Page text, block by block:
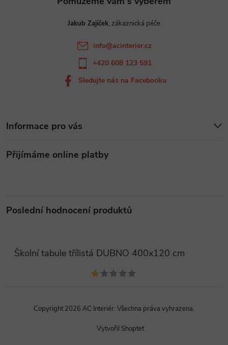
Informace pro vás
Přijímáme online platby
Poslední hodnocení produktů
Školní tabule třílistá DUBNO 400x120 cm
Jakub Zajíček
info@acinterier.cz
+420 608 123 591
Sledujte nás na Facebooku
Vytvořil Shoptet
Copyright 2026 AC Interiér. Všechna práva vyhrazena.